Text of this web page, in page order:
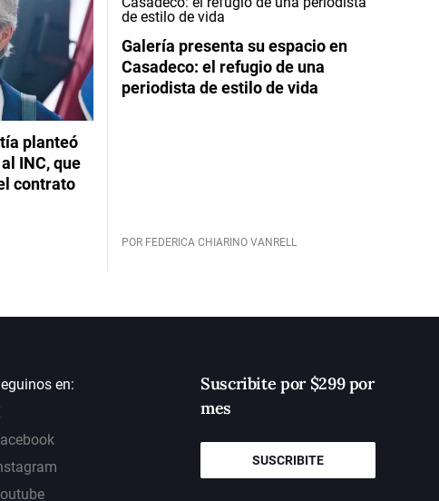
planteó
INC, que
contrato
Galería presenta su espacio en
Casadeco: el refugio de una
periodista de estilo de vida
POR FEDERICA CHIARINO VANRELL
en:
Suscribite por $299 por
mes
SUSCRIBITE